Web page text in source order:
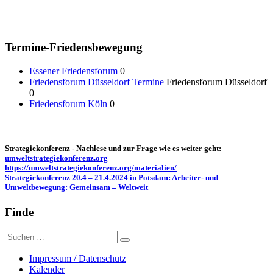
Termine-Friedensbewegung
Essener Friedensforum 0
Friedensforum Düsseldorf Termine Friedensforum Düsseldorf
0
Friedensforum Köln 0
Strategiekonferenz - Nachlese und zur Frage wie es weiter geht:
umweltstrategiekonferenz.org
https://umweltstrategiekonferenz.org/materialien/
Strategiekonferenz 20.4 – 21.4.2024 in Potsdam: Arbeiter- und
Umweltbewegung: Gemeinsam – Weltweit
Finde
Suche
nach:
Impressum / Datenschutz
Kalender